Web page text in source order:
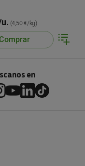
(4,50 €/kg)
Comprar
en